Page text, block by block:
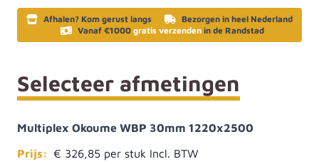
Afhalen? Kom gerust langs
Bezorgen in heel Nederland
Vanaf €1000 gratis verzenden in de Randstad
Selecteer afmetingen
Multiplex Okoume WBP 30mm 1220x2500
Prijs: € 326,85